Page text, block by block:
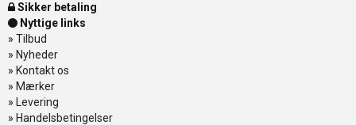
Sikker betaling
Nyttige links
» Tilbud
» Nyheder
» Kontakt os
» Mærker
» Levering
» Handelsbetingelser